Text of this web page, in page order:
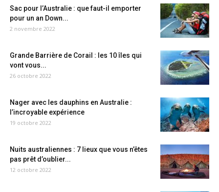
Sac pour l’Australie : que faut-il emporter
pour un an Down...
2 novembre 2022
Grande Barrière de Corail : les 10 îles qui
vont vous...
26 octobre 2022
Nager avec les dauphins en Australie :
l’incroyable expérience
19 octobre 2022
Nuits australiennes : 7 lieux que vous n’êtes
pas prêt d’oublier...
12 octobre 2022